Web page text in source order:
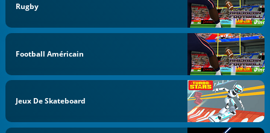
Rugby
Football Américain
Jeux De Skateboard